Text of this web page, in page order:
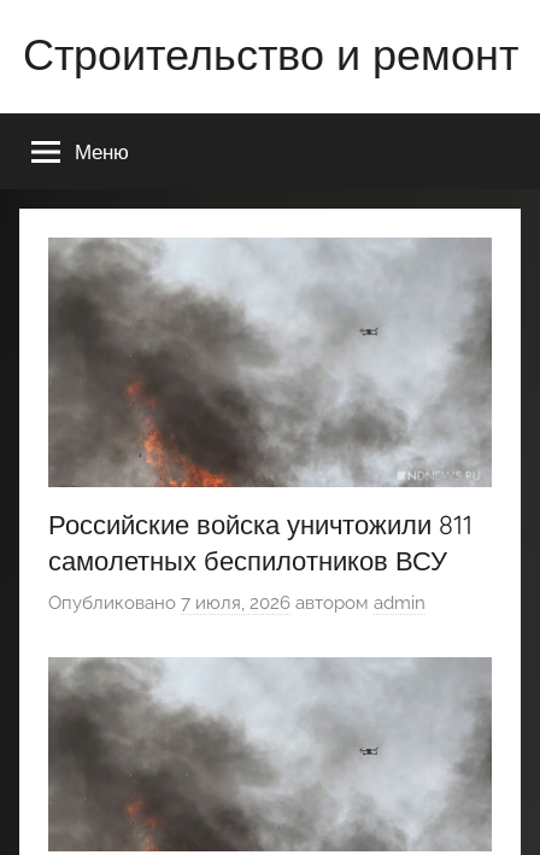
содержимому
Строительство и ремонт
строительстве
ремонте
Вашего
Меню
Российские войска уничтожили 811
самолетных беспилотников ВСУ
Опубликовано 7 июля, 2026 автором admin